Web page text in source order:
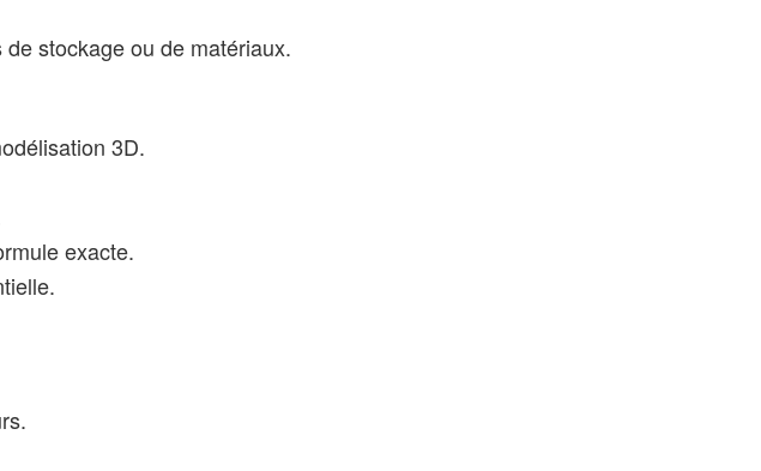
stockage ou de matériaux.
3D.
exacte.